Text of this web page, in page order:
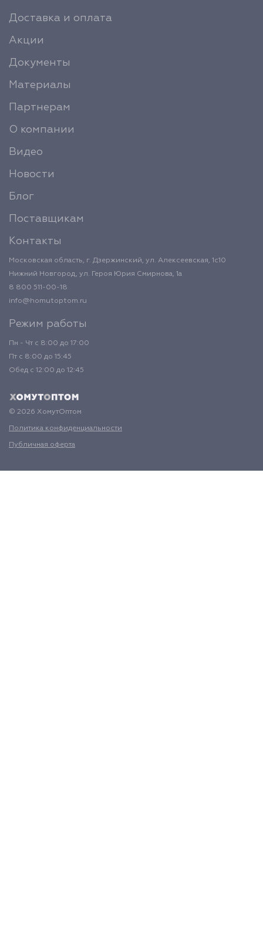
Доставка и оплата
Акции
Документы
Материалы
Партнерам
О компании
Видео
Новости
Блог
Поставщикам
Контакты
Московская область, г. Дзержинский, ул. Алексеевская, 1с10
Нижний Новгород, ул. Героя Юрия Смирнова, 1а
8 800 511-00-18
info@homutoptom.ru
Режим работы
Пн - Чт с 8:00 до 17:00
Пт с 8:00 до 15:45
Обед с 12:00 до 12:45
© 2026 ХомутОптом
Политика конфиденциальности
Публичная оферта